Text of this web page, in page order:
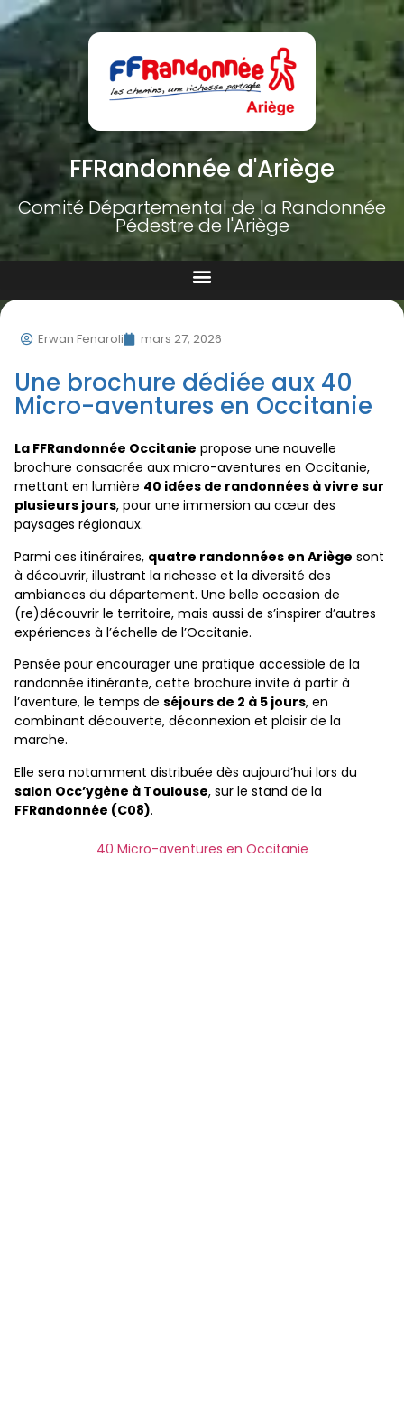
FFRandonnée d'Ariège
Comité Départemental de la Randonnée
Pédestre de l'Ariège
Erwan Fenaroli mars 27, 2026
Une brochure dédiée aux 40
Micro-aventures en Occitanie
La FFRandonnée Occitanie propose une nouvelle
brochure consacrée aux micro-aventures en Occitanie,
mettant en lumière 40 idées de randonnées à vivre sur
plusieurs jours, pour une immersion au cœur des
paysages régionaux.
Parmi ces itinéraires, quatre randonnées en Ariège sont
à découvrir, illustrant la richesse et la diversité des
ambiances du département. Une belle occasion de
(re)découvrir le territoire, mais aussi de s’inspirer d’autres
expériences à l’échelle de l’Occitanie.
Pensée pour encourager une pratique accessible de la
randonnée itinérante, cette brochure invite à partir à
l’aventure, le temps de séjours de 2 à 5 jours, en
combinant découverte, déconnexion et plaisir de la
marche.
Elle sera notamment distribuée dès aujourd’hui lors du
salon Occ’ygène à Toulouse, sur le stand de la
FFRandonnée (C08).
40 Micro-aventures en Occitanie